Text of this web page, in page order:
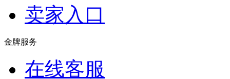
卖家入口
金牌服务
在线客服